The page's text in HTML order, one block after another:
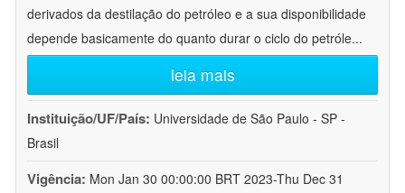
derivados da destilação do petróleo e a sua disponibilidade
depende basicamente do quanto durar o ciclo do petróle...
leia mais
Instituição/UF/País: Universidade de São Paulo - SP -
Brasil
Vigência: Mon Jan 30 00:00:00 BRT 2023-Thu Dec 31